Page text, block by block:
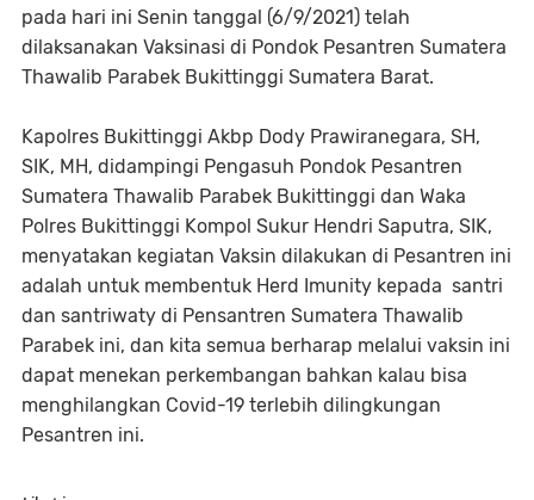
pada hari ini Senin tanggal (6/9/2021) telah
dilaksanakan Vaksinasi di Pondok Pesantren Sumatera
Thawalib Parabek Bukittinggi Sumatera Barat.
Kapolres Bukittinggi Akbp Dody Prawiranegara, SH,
SIK, MH, didampingi Pengasuh Pondok Pesantren
Sumatera Thawalib Parabek Bukittinggi dan Waka
Polres Bukittinggi Kompol Sukur Hendri Saputra, SIK,
menyatakan kegiatan Vaksin dilakukan di Pesantren ini
adalah untuk membentuk Herd Imunity kepada santri
dan santriwaty di Pensantren Sumatera Thawalib
Parabek ini, dan kita semua berharap melalui vaksin ini
dapat menekan perkembangan bahkan kalau bisa
menghilangkan Covid-19 terlebih dilingkungan
Pesantren ini.